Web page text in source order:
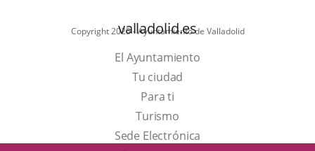
Copyright 2025 - Ayuntamiento de Valladolid
valladolid.es
El Ayuntamiento
Tu ciudad
Para ti
TurismoEste
enlace
Sede Electrónica